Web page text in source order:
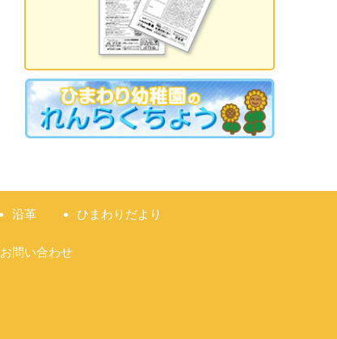
2026.09.21 敬老の日
2026.09.22 国民の休日
2026.09.23 秋分の日
沿革 ひまわりだより
お問い合わせ